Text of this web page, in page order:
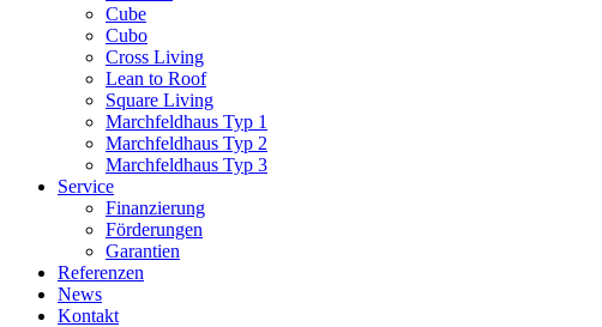
Cube
Cubo
Cross Living
Lean to Roof
Square Living
Marchfeldhaus Typ 1
Marchfeldhaus Typ 2
Marchfeldhaus Typ 3
Service
Finanzierung
Förderungen
Garantien
Referenzen
News
Kontakt